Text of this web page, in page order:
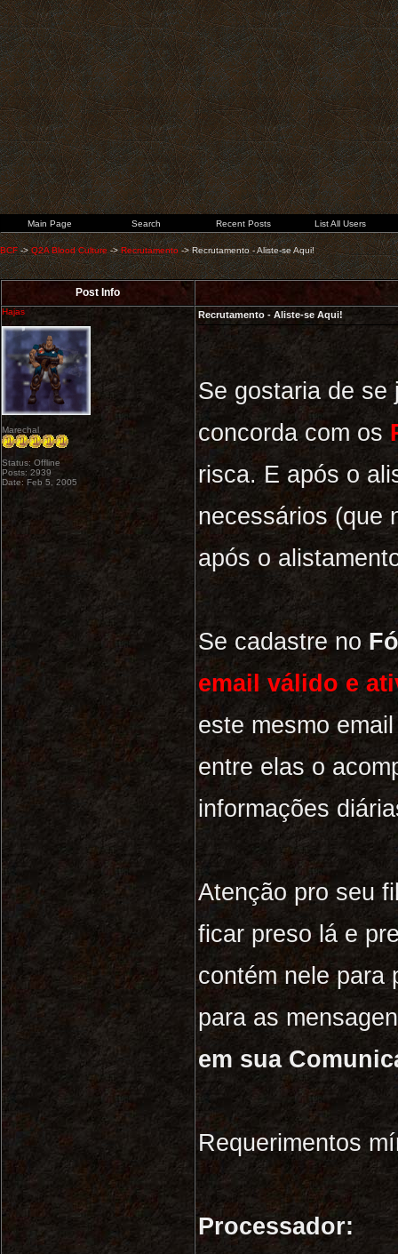
Main Page Search Recent Posts List All Users
BCF->Q2A Blood Culture->Recrutamento->Recrutamento - Aliste-se Aqui!
Post Info
Hajas
Marechal
Status: Offline
Posts: 2939
Date: Feb 5, 2005
Recrutamento - Aliste-se Aqui!
Se gostaria de se
concorda com os
risca. E após o
necessários (que
após o
Se cadastre no
email válido e
este mesmo
entre elas o
informações
Atenção pro seu
ficar preso lá e
contém nele para
para as
em sua
Requerimentos
Processador: